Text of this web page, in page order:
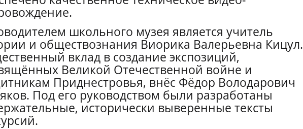
школьного музея является учитель
и обществознания Виорика Валерьевна Кицул.
вклад в создание экспозиций,
Великой Отечественной войне и
Приднестровья, внёс Фёдор Володарович
Под его руководством были разработаны
исторически выверенные тексты